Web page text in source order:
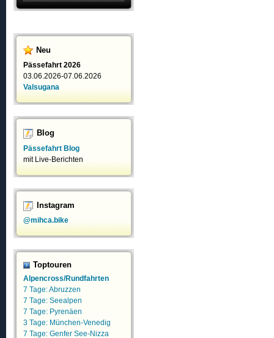
Neu
Pässefahrt 2026
03.06.2026-07.06.2026
Valsugana
Blog
Pässefahrt Blog
mit Live-Berichten
Instagram
@mihca.bike
Toptouren
Alpencross/Rundfahrten
7 Tage: Abruzzen
7 Tage: Seealpen
7 Tage: Pyrenäen
3 Tage: München-Venedig
7 Tage: Genfer See-Nizza